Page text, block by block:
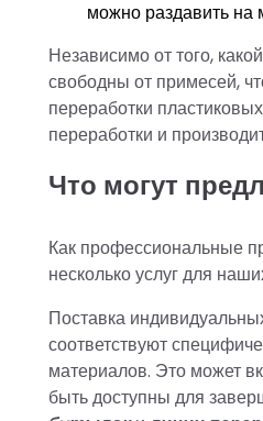
можно раздавить на
Независимо от того,
свободны от примесей,
переработки
переработки и
Что могут
Как профессиональные
несколько услуг для
Поставка
соответствуют
материалов. Это может
быть доступны для